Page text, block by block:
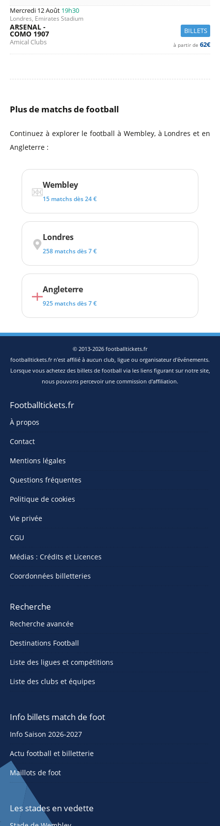
Mercredi 12 Août 19h30
Londres, Emirates Stadium
BILLETS
ARSENAL -
COMO 1907
Amical Clubs à partir de 62€
Plus de matchs de football
Continuez à explorer le football à Wembley, à Londres et en
Angleterre :
Wembley
15 matchs dès 24 €
Londres
258 matchs dès 7 €
Angleterre
925 matchs dès 7 €
© 2013-2026 footballtickets.fr
footballtickets.fr n'est affilié à aucun club, ligue ou organisateur d'événements.
Lorsque vous achetez des billets de football via les liens figurant sur notre site,
nous pouvons percevoir une commission d'affiliation.
Footballtickets.fr
À propos
Contact
Mentions légales
Questions fréquentes
Politique de cookies
Vie privée
CGU
Médias : Crédits et Licences
Coordonnées billetteries
Recherche
Recherche avancée
Destinations Football
Liste des ligues et compétitions
Liste des clubs et équipes
Info billets match de foot
Info Saison 2026-2027
Actu football et billetterie
Maillots de foot
Les stades en vedette